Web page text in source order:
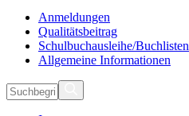
Anmeldungen
Qualitätsbeitrag
Schulbuchausleihe/Buchlisten
Allgemeine Informationen